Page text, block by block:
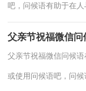
吧，问候语有助于在
父亲节祝福微信问
父亲节祝福微信问候
或使用问候语吧，问